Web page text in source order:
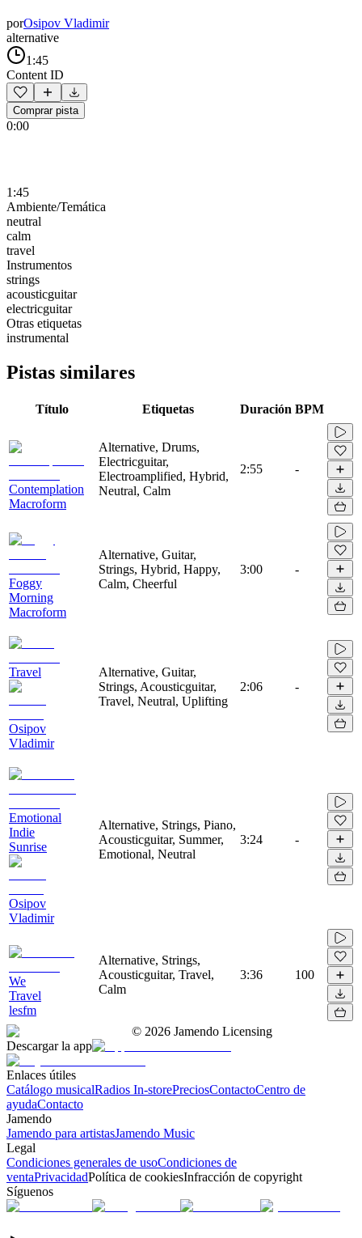
porOsipov Vladimir
alternative
1:45
Content ID
Comprar pista
0:00
1:45
Ambiente/Temática
neutral
calm
travel
Instrumentos
strings
acousticguitar
electricguitar
Otras etiquetas
instrumental
Pistas similares
Título Etiquetas Duración BPM
Contemplation
Macroform
Alternative, Drums,
Electricguitar,
Electroamplified, Hybrid,
Neutral, Calm
2:55 -
Foggy
Morning
Macroform
Alternative, Guitar,
Strings, Hybrid, Happy,
Calm, Cheerful
3:00 -
Travel
Osipov
Vladimir
Alternative, Guitar,
Strings, Acousticguitar,
Travel, Neutral, Uplifting
2:06 -
Emotional
Indie
Sunrise
Osipov
Vladimir
Alternative, Strings, Piano,
Acousticguitar, Summer,
Emotional, Neutral
3:24 -
We
Travel
lesfm
Alternative, Strings,
Acousticguitar, Travel,
Calm
3:36 100
© 2026 Jamendo Licensing
Descargar la app
Enlaces útiles
Catálogo musicalRadios In-storePreciosContactoCentro de
ayudaContacto
Jamendo
Jamendo para artistasJamendo Music
Legal
Condiciones generales de usoCondiciones de
ventaPrivacidadPolítica de cookiesInfracción de copyright
Síguenos